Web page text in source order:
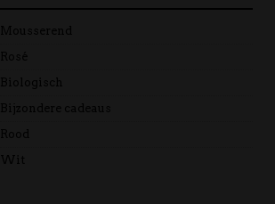
Mousserend
Rosé
Biologisch
Bijzondere cadeaus
Rood
Wit